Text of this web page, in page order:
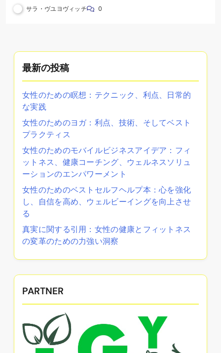
ックウェルネスの受け入れ
サラ・ヴユヨヴィッチ 0
最新の投稿
女性のための瞑想：テクニック、利点、日常的
な実践
女性のためのヨガ：利点、技術、そしてベスト
プラクティス
女性のためのモバイルビジネスアイデア：フィ
ットネス、健康コーチング、ウェルネスソリュ
ーションのエンパワーメント
女性のためのベストセルフヘルプ本：心を強化
し、自信を高め、ウェルビーイングを向上させ
る
真実に関する引用：女性の健康とフィットネス
の変革のための力強い洞察
PARTNER